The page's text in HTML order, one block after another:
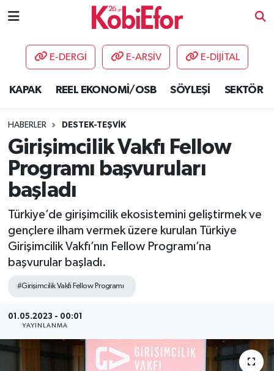
E-DERGİ E-ARŞİV E-DİJİTAL
KAPAK REEL EKONOMİ/OSB SÖYLEŞİ SEKTÖR
HABERLER DESTEK-TEŞVİK
Girişimcilik Vakfı Fellow
Programı başvuruları
başladı
Türkiye’de girişimcilik ekosistemini geliştirmek ve
gençlere ilham vermek üzere kurulan Türkiye
Girişimcilik Vakfı’nın Fellow Programı’na
başvurular başladı.
#Girişimcilik Vakfı Fellow Programı
01.05.2023 - 00:01
YAYINLANMA
AKADEMİ
DESTEK-TEŞVİK
ETKİNLİK
GÜNCEL
HABERLER
KAPAK
OSB
ŞİRKET PANO